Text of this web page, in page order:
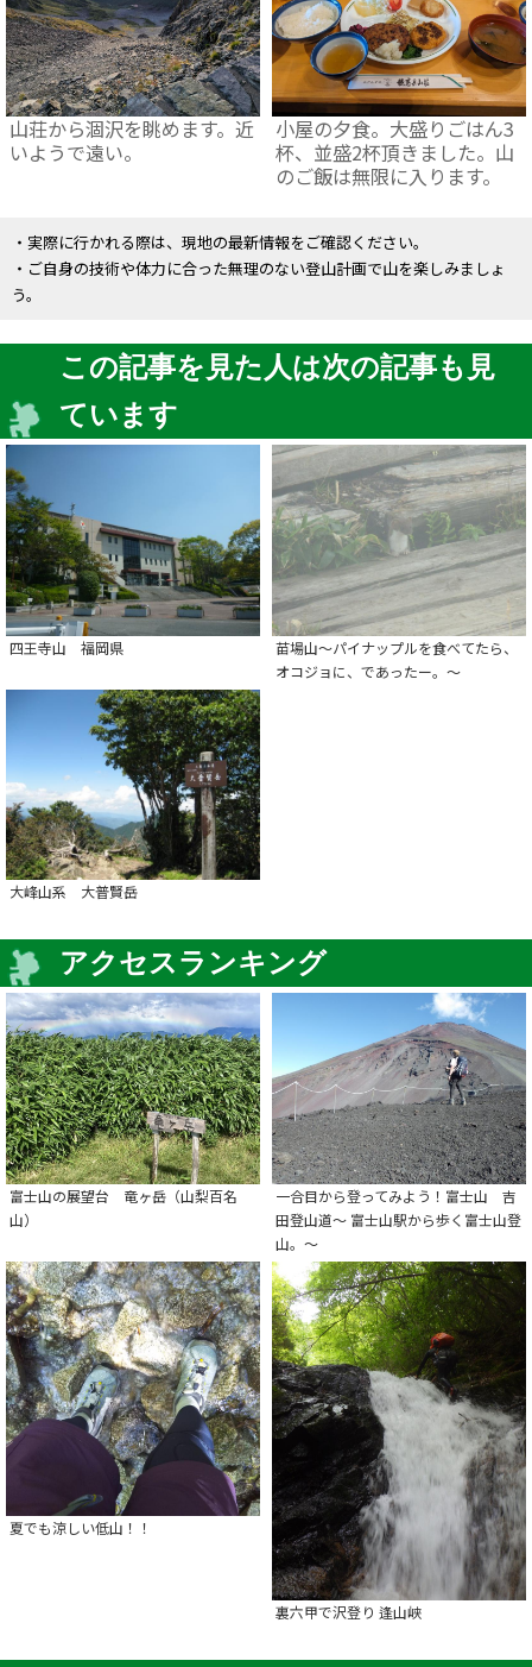
山荘から涸沢を眺めます。近
いようで遠い。
小屋の夕食。大盛りごはん3
杯、並盛2杯頂きました。山
のご飯は無限に入ります。
・実際に行かれる際は、現地の最新情報をご確認ください。
・ご自身の技術や体力に合った無理のない登山計画で山を楽しみましょ
う。
この記事を見た人は次の記事も見
ています
四王寺山 福岡県
苗場山～パイナップルを食べてたら、
オコジョに、であったー。～
大峰山系 大普賢岳
アクセスランキング
富士山の展望台 竜ヶ岳（山梨百名
山）
一合目から登ってみよう！富士山 吉
田登山道～ 富士山駅から歩く富士山登
山。～
夏でも涼しい低山！！
裏六甲で沢登り 逢山峡